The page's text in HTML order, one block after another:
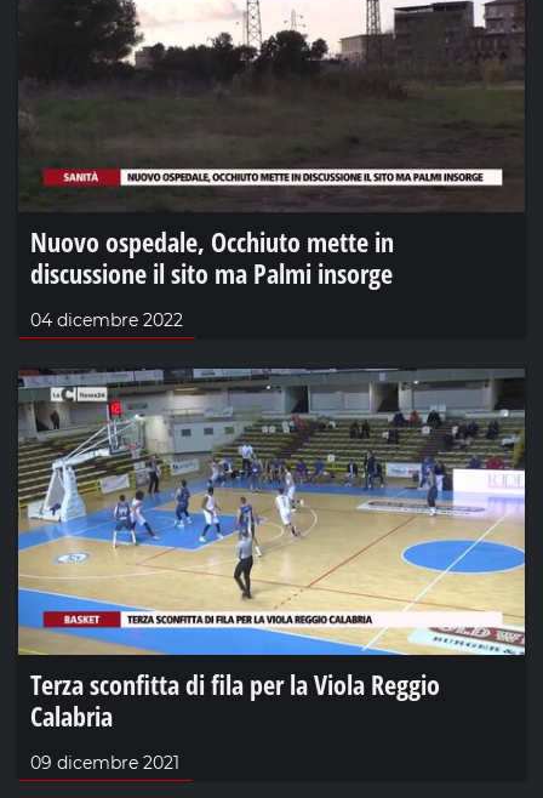
Nuovo ospedale, Occhiuto mette in
discussione il sito ma Palmi insorge
04 dicembre 2022
Terza sconfitta di fila per la Viola Reggio
Calabria
09 dicembre 2021